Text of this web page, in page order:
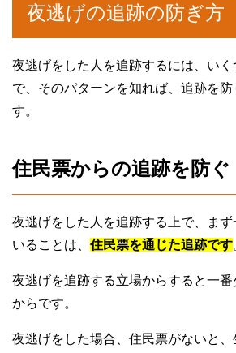
夜逃げの追跡の防ぎ方
夜逃げをした人を追跡するには、い
で、そのパターンを知れば、追跡を防
す。
住民票からの追跡を防ぐ
夜逃げをした人を追跡する上で、ま
いることは、 住民票を通じた追跡です
夜逃げを追跡する立場からすると一
からです。
夜逃げをした場合、住民票がないと